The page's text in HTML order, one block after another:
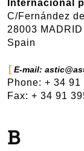
Internacional
C/Fernández
28003 MADRID
Spain
E-mail:
Phone: + 34 91
Fax: + 34 91
B